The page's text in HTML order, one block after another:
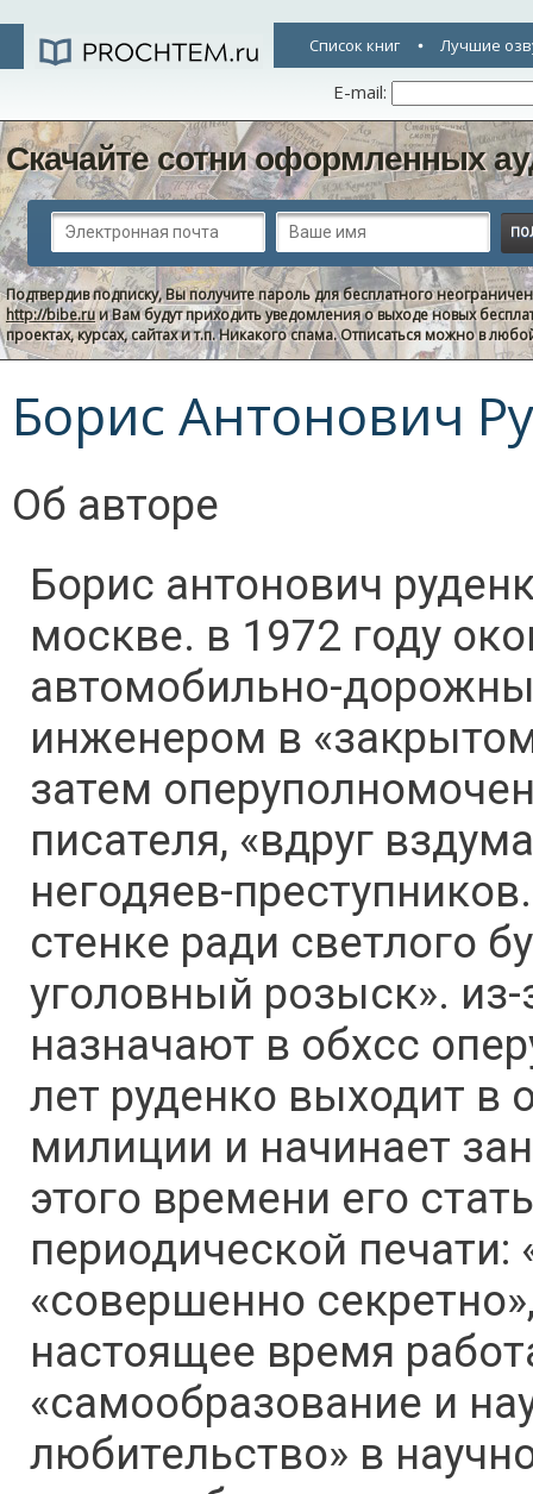
Список книг Лучшие
E-mail:
Скачайте сотни оформленных
Подтвердив подписку, Вы получите пароль для бесплатного
http://bibe.ruи Вам будут приходить уведомления о выходе новых
проектах, курсах, сайтах и т.п. Никакого спама. Отписаться можно в
Борис Антонович
Об авторе
Борис антонович
москве. в 1972 году
автомобильно-
инженером в
затем
писателя, «вдруг
негодяев-
стенке ради светлого
уголовный розыск».
назначают в обхсс
лет руденко выходит в
милиции и начинает
этого времени его
периодической печати:
«совершенно
настоящее время
«самообразование и
любительство» в